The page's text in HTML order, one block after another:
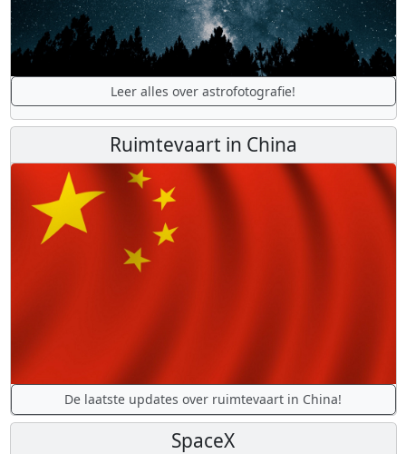
Leer alles over astrofotografie!
Ruimtevaart in China
De laatste updates over ruimtevaart in China!
SpaceX